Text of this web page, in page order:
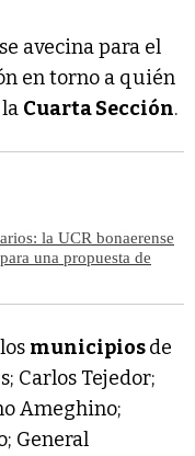
avecina para el
en torno a quién
Cuarta Sección.
la UCR bonaerense
una propuesta de
municipiosde
Carlos Tejedor;
Ameghino;
General